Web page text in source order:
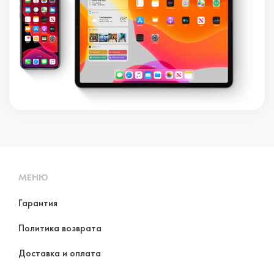
МЕНЮ
Гарантия
Политика возврата
Доставка и оплата